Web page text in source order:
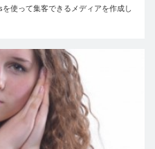
使って集客できるメディアを作成し